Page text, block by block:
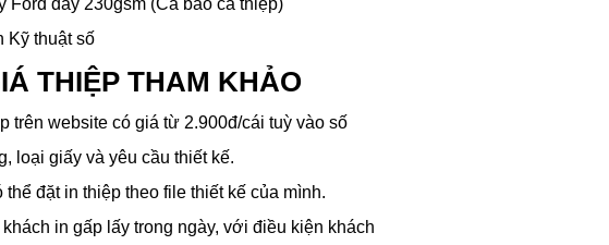
Ford dày 230gsm (Cả bao cả thiệp)
Kỹ thuật số
THIỆP THAM KHẢO
trên website có giá từ 2.900đ/cái tuỳ vào số
loại giấy và yêu cầu thiết kế.
thể đặt in thiệp theo file thiết kế của mình.
in gấp lấy trong ngày, với điều kiện khách